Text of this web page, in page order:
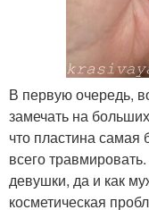
В первую очередь,
замечать на
что пластина
всего
девушки, да и как
косметическая